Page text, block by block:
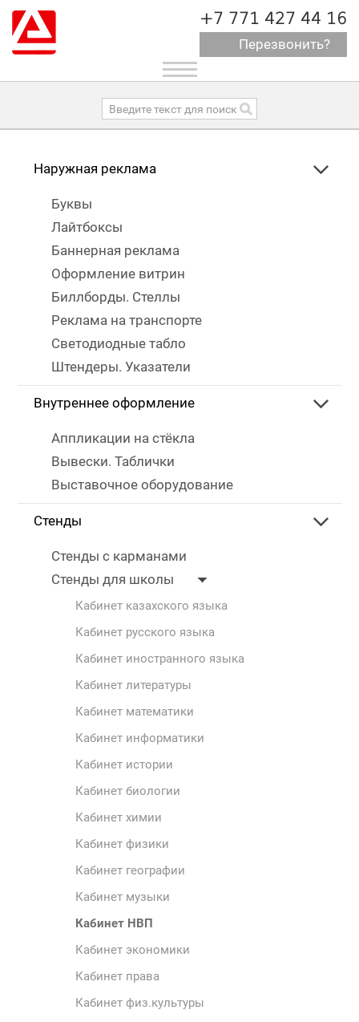
+7 771 427 44 16
Перезвонить?
Toggle
navigation
Наружная реклама
Буквы
Лайтбоксы
Баннерная реклама
Оформление витрин
Биллборды. Стеллы
Реклама на транспорте
Светодиодные табло
Штендеры. Указатели
Внутреннее оформление
Аппликации на стёкла
Вывески. Таблички
Выставочное оборудование
Стенды
Стенды с карманами
Стенды для школы
Кабинет казахского языка
Кабинет русского языка
Кабинет иностранного языка
Кабинет литературы
Кабинет математики
Кабинет информатики
Кабинет истории
Кабинет биологии
Кабинет химии
Кабинет физики
Кабинет географии
Кабинет музыки
Кабинет НВП
Кабинет экономики
Кабинет права
Кабинет физ.культуры